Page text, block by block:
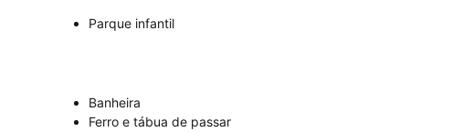
Parque infantil
Banheira
Ferro e tábua de passar